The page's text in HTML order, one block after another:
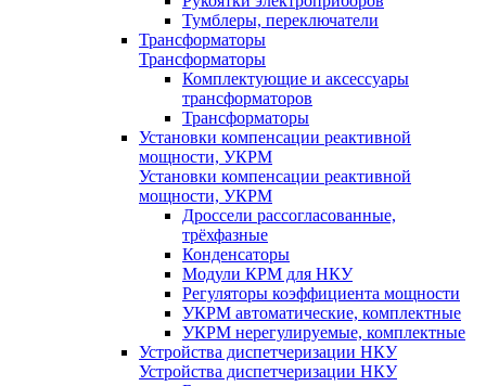
Тумблеры, переключатели
Трансформаторы
Трансформаторы
Комплектующие и аксессуары
трансформаторов
Трансформаторы
Установки компенсации реактивной
мощности, УКРМ
Установки компенсации реактивной
мощности, УКРМ
Дроссели рассогласованные,
трёхфазные
Конденсаторы
Модули КРМ для НКУ
Регуляторы коэффициента мощности
УКРМ автоматические, комплектные
УКРМ нерегулируемые, комплектные
Устройства диспетчеризации НКУ
Устройства диспетчеризации НКУ